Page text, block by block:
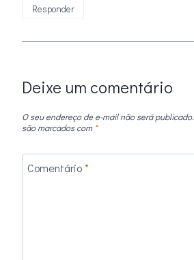
Responder
Deixe um comentário
O seu endereço de e-mail não será publicado.
são marcados com *
Comentário*